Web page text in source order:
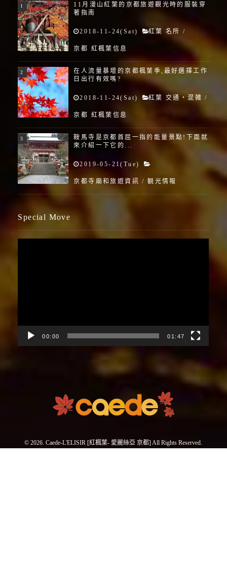
11月漫山紅葉的京都旅遊觀光時的服裝穿
著指南
2018-11-24(Sat) 紅葉 名所 /
京都 紅楓葉信息
在人流量暴增的京都楓葉季,最好選擇工作
日出行有效嗎?
2018-11-24(Sat) 紅葉 交通・混雑 /
京都 紅楓葉信息
鞍馬寺是京都首屈一指的能量景點!下面就
來介紹一下它的...
2019-05-21(Tue)
京都寺廟和旅遊資訊 /観光情報
Special Move
00:00 01:47
© 2026. Caede-L'ELISIR [紅楓葉- 愛麗絲亞 京都] All Rights Reserved.